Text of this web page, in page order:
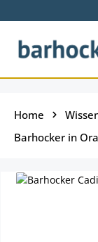
Zum Hauptinhalt
Home
Barhocker in